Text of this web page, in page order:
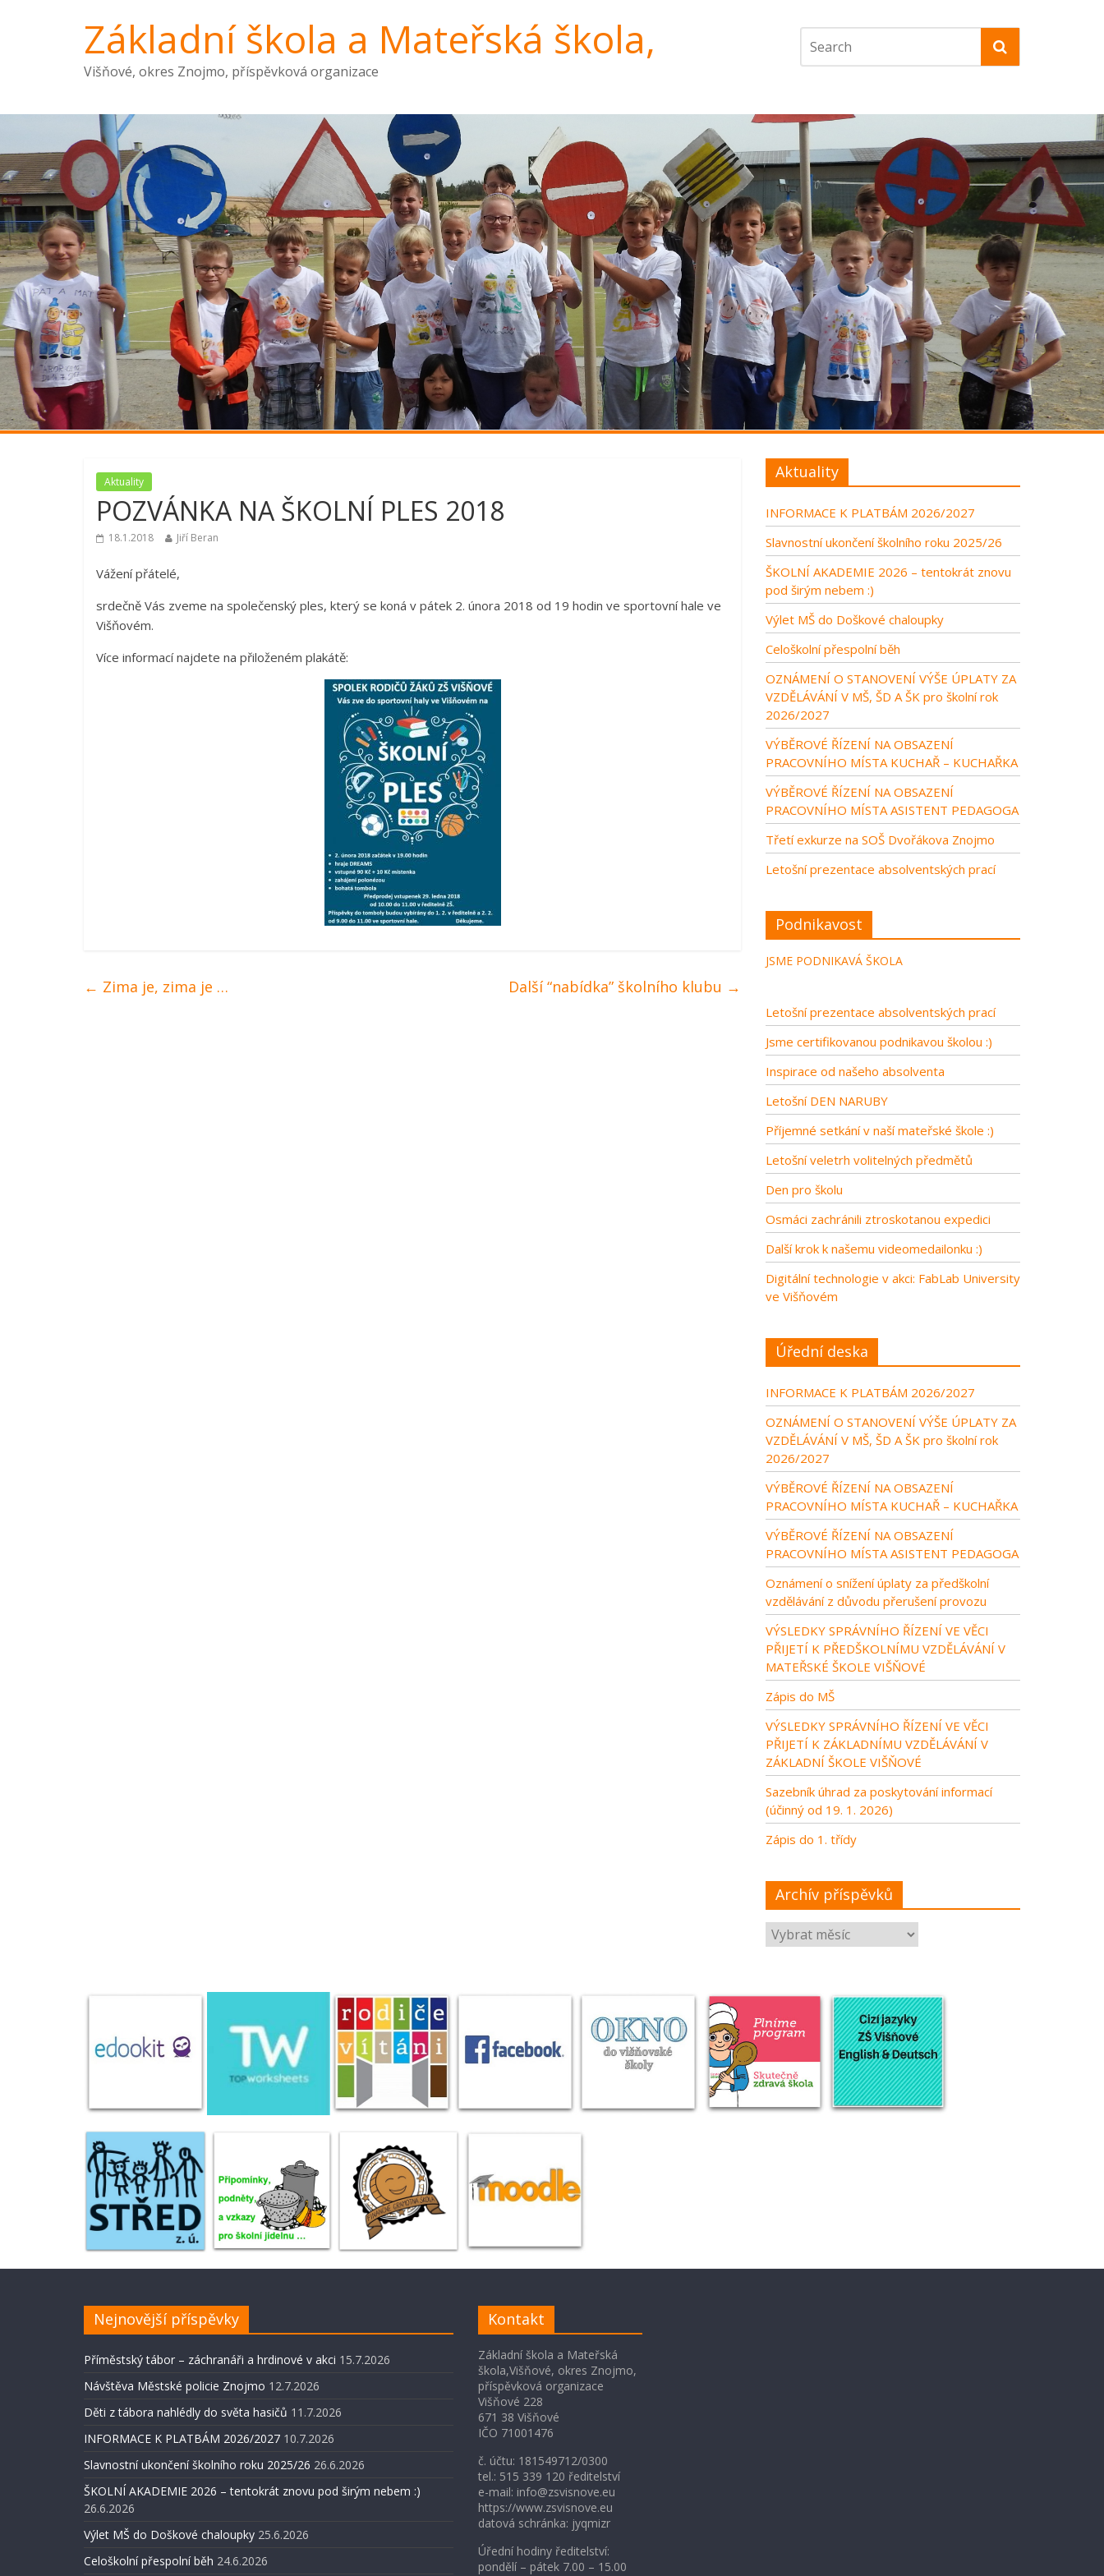
Základní škola a Mateřská škola,
Višňové, okres Znojmo, příspěvková organizace
Aktuality
POZVÁNKA NA ŠKOLNÍ PLES 2018
18.1.2018 Jiří Beran
Vážení přátelé,
srdečně Vás zveme na společenský ples, který se koná v pátek 2. února 2018 od 19 hodin ve sportovní hale ve
Višňovém.
Více informací najdete na přiloženém plakátě:
← Zima je, zima je … Další “nabídka” školního klubu →
Aktuality
INFORMACE K PLATBÁM 2026/2027
Slavnostní ukončení školního roku 2025/26
ŠKOLNÍ AKADEMIE 2026 – tentokrát znovu
pod širým nebem :)
Výlet MŠ do Doškové chaloupky
Celoškolní přespolní běh
OZNÁMENÍ O STANOVENÍ VÝŠE ÚPLATY ZA
VZDĚLÁVÁNÍ V MŠ, ŠD A ŠK pro školní rok
2026/2027
VÝBĚROVÉ ŘÍZENÍ NA OBSAZENÍ
PRACOVNÍHO MÍSTA KUCHAŘ – KUCHAŘKA
VÝBĚROVÉ ŘÍZENÍ NA OBSAZENÍ
PRACOVNÍHO MÍSTA ASISTENT PEDAGOGA
Třetí exkurze na SOŠ Dvořákova Znojmo
Letošní prezentace absolventských prací
Podnikavost
JSME PODNIKAVÁ ŠKOLA
Letošní prezentace absolventských prací
Jsme certifikovanou podnikavou školou :)
Inspirace od našeho absolventa
Letošní DEN NARUBY
Příjemné setkání v naší mateřské škole :)
Letošní veletrh volitelných předmětů
Den pro školu
Osmáci zachránili ztroskotanou expedici
Další krok k našemu videomedailonku :)
Digitální technologie v akci: FabLab University
ve Višňovém
Úřední deska
INFORMACE K PLATBÁM 2026/2027
OZNÁMENÍ O STANOVENÍ VÝŠE ÚPLATY ZA
VZDĚLÁVÁNÍ V MŠ, ŠD A ŠK pro školní rok
2026/2027
VÝBĚROVÉ ŘÍZENÍ NA OBSAZENÍ
PRACOVNÍHO MÍSTA KUCHAŘ – KUCHAŘKA
VÝBĚROVÉ ŘÍZENÍ NA OBSAZENÍ
PRACOVNÍHO MÍSTA ASISTENT PEDAGOGA
Oznámení o snížení úplaty za předškolní
vzdělávání z důvodu přerušení provozu
VÝSLEDKY SPRÁVNÍHO ŘÍZENÍ VE VĚCI
PŘIJETÍ K PŘEDŠKOLNÍMU VZDĚLÁVÁNÍ V
MATEŘSKÉ ŠKOLE VIŠŇOVÉ
Zápis do MŠ
VÝSLEDKY SPRÁVNÍHO ŘÍZENÍ VE VĚCI
PŘIJETÍ K ZÁKLADNÍMU VZDĚLÁVÁNÍ V
ZÁKLADNÍ ŠKOLE VIŠŇOVÉ
Sazebník úhrad za poskytování informací
(účinný od 19. 1. 2026)
Zápis do 1. třídy
Archív příspěvků
Nejnovější příspěvky
Příměstský tábor – záchranáři a hrdinové v akci 15.7.2026
Návštěva Městské policie Znojmo 12.7.2026
Děti z tábora nahlédly do světa hasičů 11.7.2026
INFORMACE K PLATBÁM 2026/2027 10.7.2026
Slavnostní ukončení školního roku 2025/26 26.6.2026
ŠKOLNÍ AKADEMIE 2026 – tentokrát znovu pod širým nebem :)
26.6.2026
Výlet MŠ do Doškové chaloupky 25.6.2026
Celoškolní přespolní běh 24.6.2026
Kontakt
Základní škola a Mateřská
škola,Višňové, okres Znojmo,
příspěvková organizace
Višňové 228
671 38 Višňové
IČO 71001476
č. účtu: 181549712/0300
tel.: 515 339 120 ředitelství
e-mail: info@zsvisnove.eu
https://www.zsvisnove.eu
datová schránka: jyqmizr
Úřední hodiny ředitelství:
pondělí – pátek 7.00 – 15.00